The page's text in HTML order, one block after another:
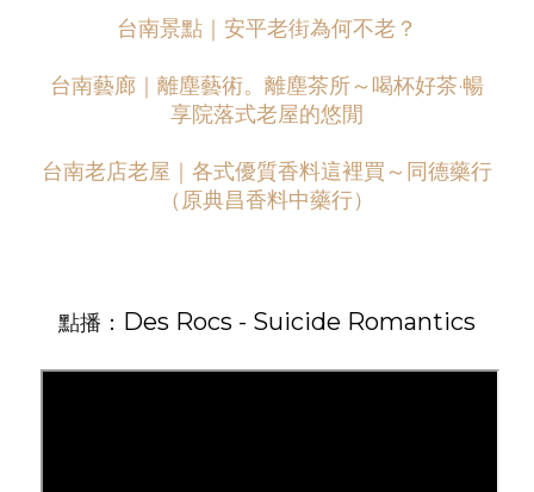
台南景點｜安平老街為何不老？
台南藝廊｜離塵藝術。離塵茶所～喝杯好茶·暢
享院落式老屋的悠閒
台南老店老屋｜各式優質香料這裡買～同德藥行
（原典昌香料中藥行）
點播： Des Rocs - Suicide Romantics